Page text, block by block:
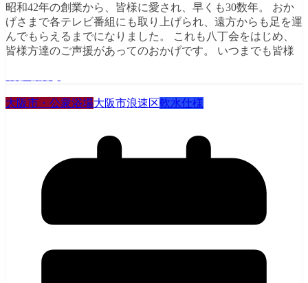
昭和42年の創業から、皆様に愛され、早くも30数年。 おか
げさまで各テレビ番組にも取り上げられ、遠方からも足を運
んでもらえるまでになりました。 これも八丁会をはじめ、
皆様方達のご声援があってのおかげです。 いつまでも皆様
大阪市・公衆浴場大阪市浪速区軟水仕様